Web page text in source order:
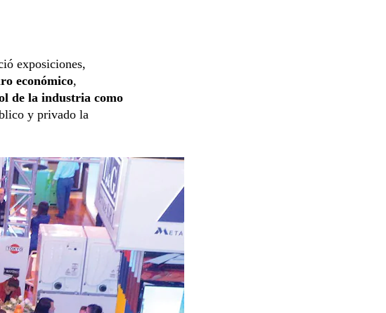
exposiciones,
económico,
de la industria como
y privado la